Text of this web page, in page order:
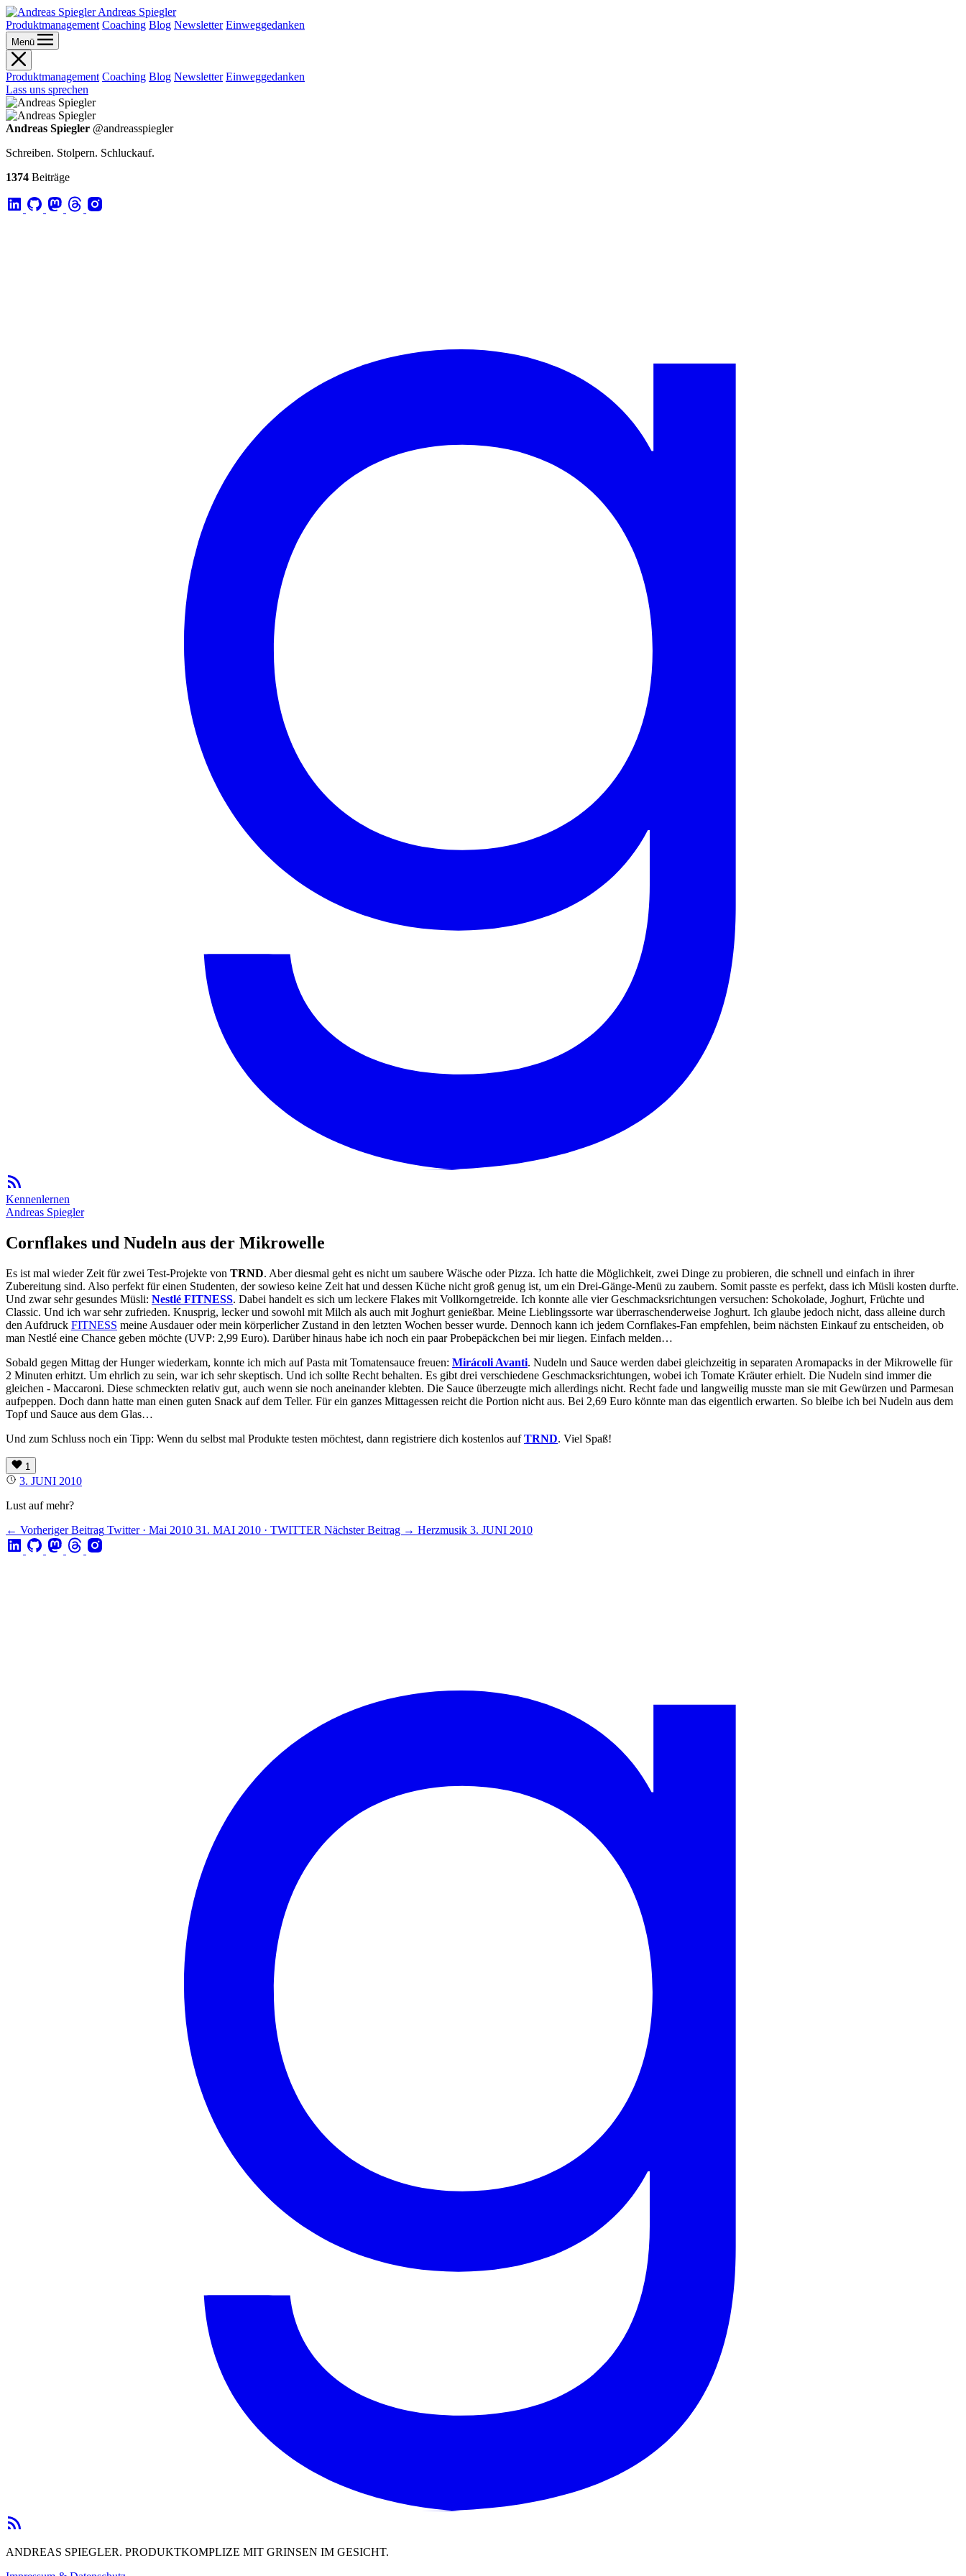
Andreas Spiegler
Produktmanagement Coaching Blog Newsletter Einweggedanken
Menü
Produktmanagement Coaching Blog Newsletter Einweggedanken
Lass uns sprechen
Andreas Spiegler @andreasspiegler
Schreiben. Stolpern. Schluckauf.
1374 Beiträge
Kennenlernen
Andreas Spiegler
Cornflakes und Nudeln aus der Mikrowelle
Es ist mal wieder Zeit für zwei Test-Projekte von TRND. Aber diesmal geht es nicht um saubere Wäsche oder Pizza. Ich hatte die Möglichkeit, zwei Dinge zu probieren, die schnell und einfach in ihrer
Zubereitung sind. Also perfekt für einen Studenten, der sowieso keine Zeit hat und dessen Küche nicht groß genug ist, um ein Drei-Gänge-Menü zu zaubern. Somit passte es perfekt, dass ich Müsli kosten durfte.
Und zwar sehr gesundes Müsli: Nestlé FITNESS. Dabei handelt es sich um leckere Flakes mit Vollkorngetreide. Ich konnte alle vier Geschmacksrichtungen versuchen: Schokolade, Joghurt, Früchte und
Classic. Und ich war sehr zufrieden. Knusprig, lecker und sowohl mit Milch als auch mit Joghurt genießbar. Meine Lieblingssorte war überraschenderweise Joghurt. Ich glaube jedoch nicht, dass alleine durch
den Aufdruck FITNESS meine Ausdauer oder mein körperlicher Zustand in den letzten Wochen besser wurde. Dennoch kann ich jedem Cornflakes-Fan empfehlen, beim nächsten Einkauf zu entscheiden, ob
man Nestlé eine Chance geben möchte (UVP: 2,99 Euro). Darüber hinaus habe ich noch ein paar Probepäckchen bei mir liegen. Einfach melden…
Sobald gegen Mittag der Hunger wiederkam, konnte ich mich auf Pasta mit Tomatensauce freuen: Mirácoli Avanti. Nudeln und Sauce werden dabei gleichzeitig in separaten Aromapacks in der Mikrowelle für
2 Minuten erhitzt. Um ehrlich zu sein, war ich sehr skeptisch. Und ich sollte Recht behalten. Es gibt drei verschiedene Geschmacksrichtungen, wobei ich Tomate Kräuter erhielt. Die Nudeln sind immer die
gleichen - Maccaroni. Diese schmeckten relativ gut, auch wenn sie noch aneinander klebten. Die Sauce überzeugte mich allerdings nicht. Recht fade und langweilig musste man sie mit Gewürzen und Parmesan
aufpeppen. Doch dann hatte man einen guten Snack auf dem Teller. Für ein ganzes Mittagessen reicht die Portion nicht aus. Bei 2,69 Euro könnte man das eigentlich erwarten. So bleibe ich bei Nudeln aus dem
Topf und Sauce aus dem Glas…
Und zum Schluss noch ein Tipp: Wenn du selbst mal Produkte testen möchtest, dann registriere dich kostenlos aufTRND. Viel Spaß!
1
3. JUNI 2010
Lust auf mehr?
← Vorheriger Beitrag Twitter · Mai 2010 31. MAI 2010 · TWITTER Nächster Beitrag → Herzmusik 3. JUNI 2010
ANDREAS SPIEGLER. PRODUKTKOMPLIZE MIT GRINSEN IM GESICHT.